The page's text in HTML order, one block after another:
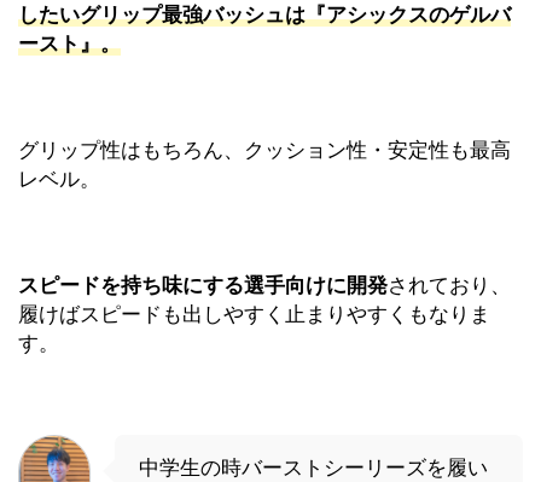
したいグリップ最強バッシュは『アシックスのゲルバ
ースト』。
グリップ性はもちろん、クッション性・安定性も最高
レベル。
スピードを持ち味にする選手向けに開発されており、
履けばスピードも出しやすく止まりやすくもなりま
す。
中学生の時バーストシーリーズを履い